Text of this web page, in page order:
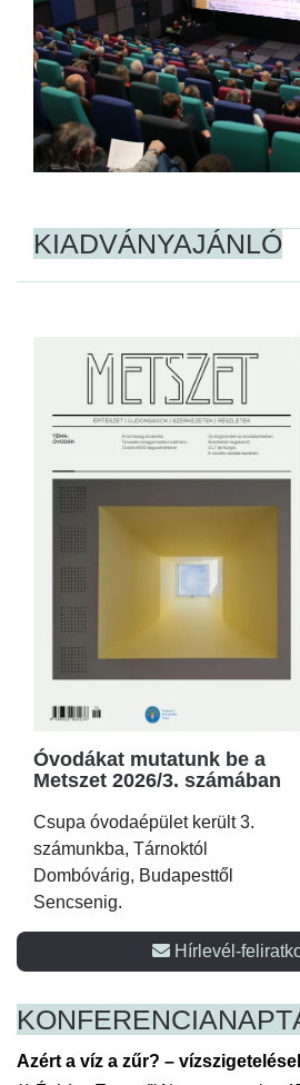
KIADVÁNYAJÁNLÓ
Óvodákat mutatunk be a
Metszet 2026/3. számában
Csupa óvodaépület került 3.
számunkba, Tárnoktól
Dombóvárig, Budapesttől
Sencsenig.
Hírlevél-
KONFERENCIA
Azért a víz a zűr? –